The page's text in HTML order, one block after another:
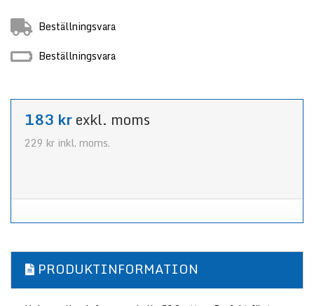
Beställningsvara
Beställningsvara
183 krexkl. moms
229 kr inkl. moms.
PRODUKTINFORMATION